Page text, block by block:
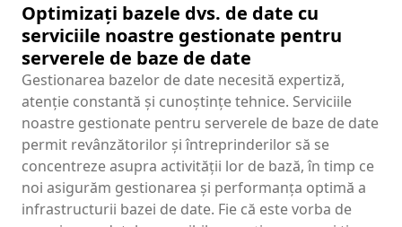
Optimizați bazele dvs. de date cu
serviciile noastre gestionate pentru
serverele de baze de date
Gestionarea bazelor de date necesită expertiză,
atenție constantă și cunoștințe tehnice. Serviciile
noastre gestionate pentru serverele de baze de date
permit revânzătorilor și întreprinderilor să se
concentreze asupra activității lor de bază, în timp ce
noi asigurăm gestionarea și performanța optimă a
infrastructurii bazei de date. Fie că este vorba de